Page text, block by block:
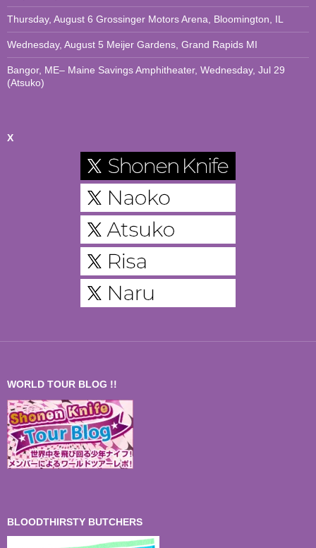
Thursday, August 6 Grossinger Motors Arena, Bloomington, IL
Wednesday, August 5 Meijer Gardens, Grand Rapids MI
Bangor, ME– Maine Savings Amphitheater, Wednesday, Jul 29
(Atsuko)
X
WORLD TOUR BLOG !!
BLOODTHIRSTY BUTCHERS